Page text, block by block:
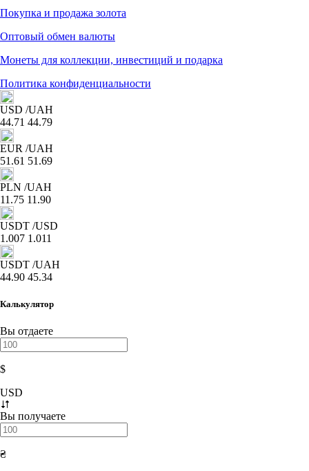
Покупка и продажа золота
Оптовый обмен валюты
Монеты для коллекции, инвестиций и подарка
Политика конфиденциальности
USD /UAH
44.71 44.79
EUR /UAH
51.61 51.69
PLN /UAH
11.75 11.90
USDT /USD
1.007 1.011
USDT /UAH
44.90 45.34
Калькулятор
Вы отдаете
$
USD
Вы получаете
₴